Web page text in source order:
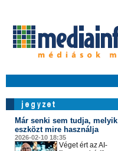
Már senki sem tudja, melyik
eszközt mire használja
2026-02-10 18:35
Véget ért az AI-